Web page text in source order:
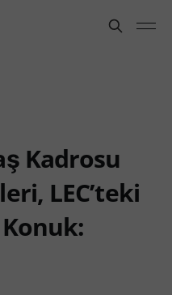
Kadrosu
LEC’teki